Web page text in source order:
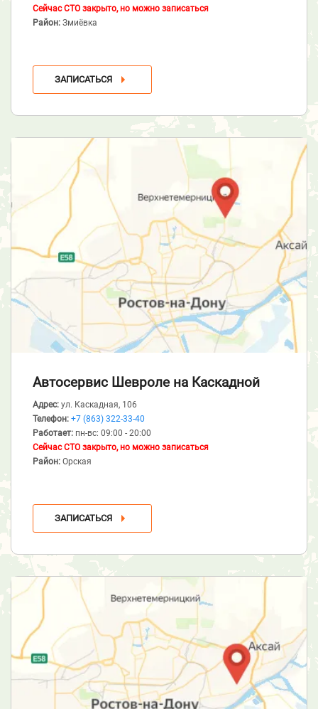
Сейчас СТО закрыто, но можно записаться
Район: Змиёвка
ЗАПИСАТЬСЯ
Автосервис Шевроле на Каскадной
Адрес: ул. Каскадная, 106
Телефон: +7 (863) 322-33-40
Работает: пн-вс: 09:00 - 20:00
Сейчас СТО закрыто, но можно записаться
Район: Орская
ЗАПИСАТЬСЯ